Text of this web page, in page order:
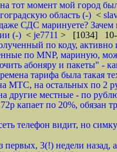
тот момент мой город
область (-) <
СДС маринуете?
(-) < je7711 > [1034] 10-
по коду, активно
по MNP, мариную,
абоняру и пакеты" -
тарифа была такая
МТС, на остальных по 2
другие местные - по
капает по 20%, обязан
телефон видит, но
3(!) недели назад,